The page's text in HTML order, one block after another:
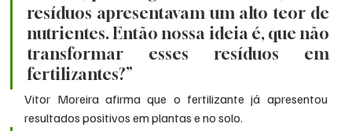
resíduos apresentavam um alto teor de
nutrientes. Então nossa ideia é, que não
transformar esses resíduos em
fertilizantes?”
Vitor Moreira afirma que o fertilizante já apresentou
resultados positivos em plantas e no solo.